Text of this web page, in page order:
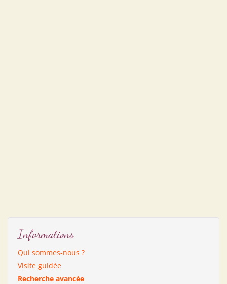
Informations
Qui sommes-nous ?
Visite guidée
Recherche avancée